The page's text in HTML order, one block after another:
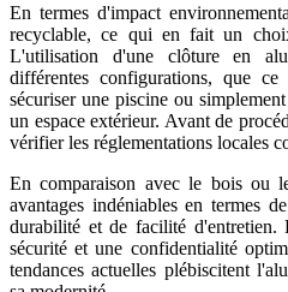
En termes d'impact
recyclable, ce qui en fait un
L'utilisation d'une clôture en
différentes configurations, que
sécuriser une piscine ou
un espace extérieur. Avant de
vérifier les réglementations locales
En comparaison avec le bois ou
avantages indéniables en termes
durabilité et de facilité
sécurité et une confidentialité
tendances actuelles plébiscitent